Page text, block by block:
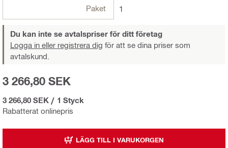
Paket 1
Du kan inte se avtalspriser för ditt företag
Logga in eller registrera dig för att se dina priser som
avtalskund.
Rabatterat onlinepris
3 266,80 SEK
3 266,80 SEK / 1 Styck
LÄGG TILL I VARUKORGEN